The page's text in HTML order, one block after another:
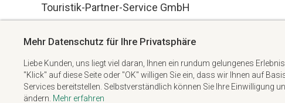
Touristik-Partner-Service GmbH
+49 6074 6982738
63322 Rödermark
Mehr Datenschutz für Ihre Privatsphäre
Liebe Kunden, uns liegt viel daran, Ihnen ein rundum gelungenes
"Klick" auf diese Seite oder "OK" willigen Sie ein, dass wir Ihnen auf
Services bereitstellen. Selbstverständlich können Sie Ihre Einwilligung
ändern. Mehr erfahren